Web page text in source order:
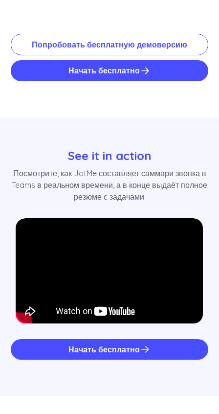
Попробовать бесплатную демоверсию
Начать бесплатно
See it in action
Посмотрите, как JotMe составляет саммари звонка в
Teams в реальном времени, а в конце выдаёт полное
резюме с задачами.
Начать бесплатно